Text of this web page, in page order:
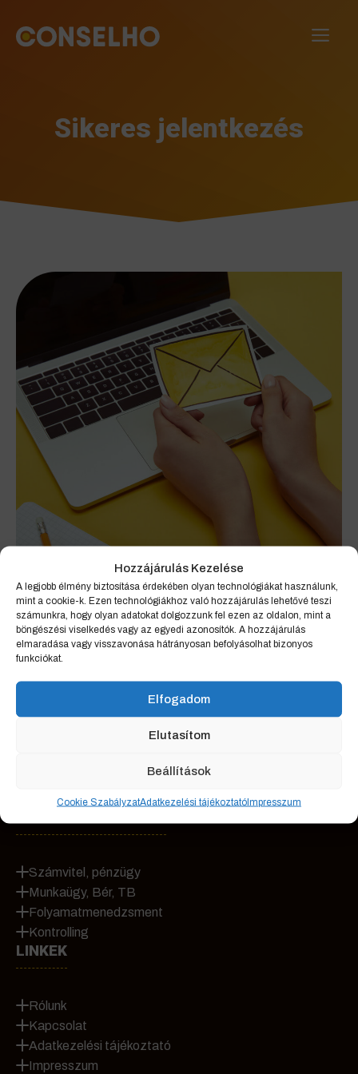
Hozzájárulás Kezelése
A legjobb élmény biztosítása érdekében olyan technológiákat használunk,
mint a cookie-k. Ezen technológiákhoz való hozzájárulás lehetővé teszi
számunkra, hogy olyan adatokat dolgozzunk fel ezen az oldalon, mint a
böngészési viselkedés vagy az egyedi azonosítók. A hozzájárulás
elmaradása vagy visszavonása hátrányosan befolyásolhat bizonyos
funkciókat.
Elfogadom
Elutasítom
Beállítások
Cookie SzabályzatAdatkezelési tájékoztatóImpresszum
Sikeres jelentkezés
Köszönjük
jelentkezésed!
Állásjelentkezésed megkaptuk, kollégáink
rövidesen keresnek megadott elérhetőségeid
Számvitel, pénzügy
Munkaügy, Bér, TB
Folyamatmenedzsment
Kontrolling
LINKEK
Rólunk
Kapcsolat
Adatkezelési tájékoztató
Impresszum